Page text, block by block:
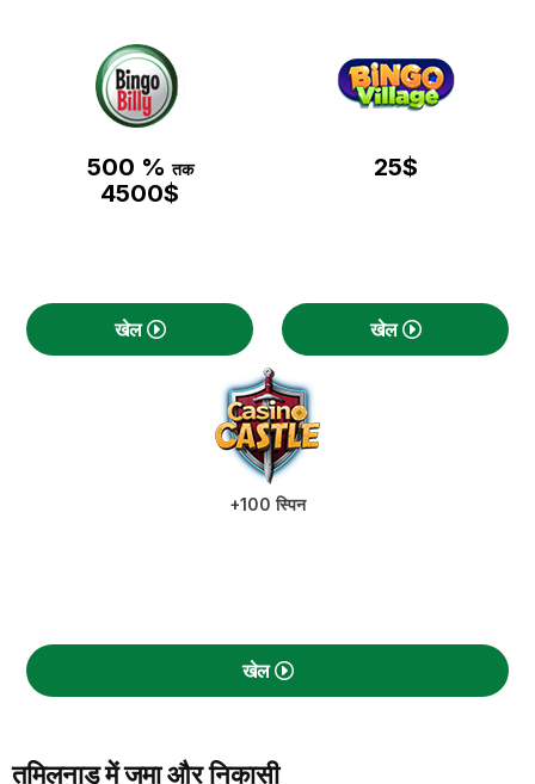
500 %तक
4500$
खेल
25$
खेल
+100 स्पिन
खेल
तमिलनाडु में जमा और निकासी